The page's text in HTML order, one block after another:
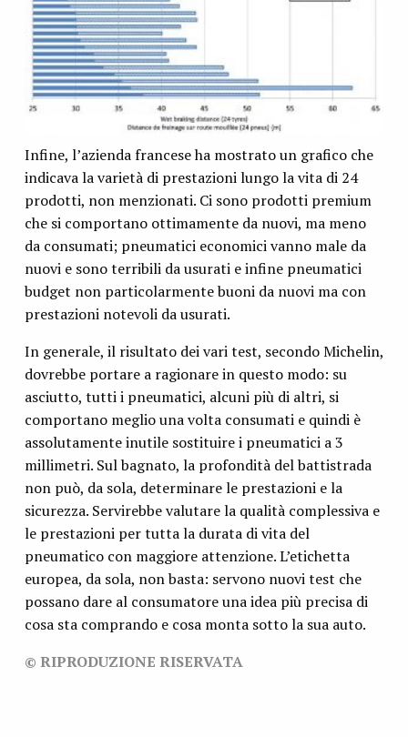
Infine, l’azienda francese ha mostrato un grafico che
indicava la varietà di prestazioni lungo la vita di 24
prodotti, non menzionati. Ci sono prodotti premium
che si comportano ottimamente da nuovi, ma meno
da consumati; pneumatici economici vanno male da
nuovi e sono terribili da usurati e infine pneumatici
budget non particolarmente buoni da nuovi ma con
prestazioni notevoli da usurati.
In generale, il risultato dei vari test, secondo Michelin,
dovrebbe portare a ragionare in questo modo: su
asciutto, tutti i pneumatici, alcuni più di altri, si
comportano meglio una volta consumati e quindi è
assolutamente inutile sostituire i pneumatici a 3
millimetri. Sul bagnato, la profondità del battistrada
non può, da sola, determinare le prestazioni e la
sicurezza. Servirebbe valutare la qualità complessiva e
le prestazioni per tutta la durata di vita del
pneumatico con maggiore attenzione. L’etichetta
europea, da sola, non basta: servono nuovi test che
possano dare al consumatore una idea più precisa di
cosa sta comprando e cosa monta sotto la sua auto.
© RIPRODUZIONE RISERVATA